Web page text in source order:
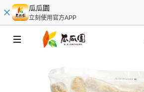
瓜瓜園
立刻使用官方APP